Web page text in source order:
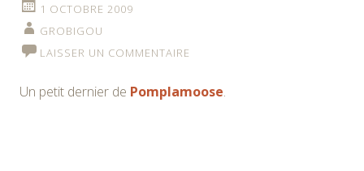
1 OCTOBRE 2009
GROBIGOU
LAISSER UN COMMENTAIRE
Un petit dernier de Pomplamoose.